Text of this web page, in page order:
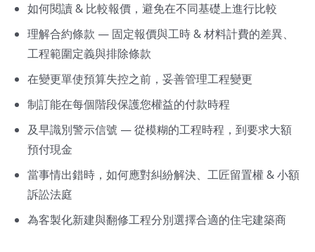
如何閱讀 & 比較報價，避免在不同基礎上進行比較
理解合約條款 — 固定報價與工時 & 材料計費的差異、
工程範圍定義與排除條款
在變更單使預算失控之前，妥善管理工程變更
制訂能在每個階段保護您權益的付款時程
及早識別警示信號 — 從模糊的工程時程，到要求大額
預付現金
當事情出錯時，如何應對糾紛解決、工匠留置權 & 小額
訴訟法庭
為客製化新建與翻修工程分別選擇合適的住宅建築商